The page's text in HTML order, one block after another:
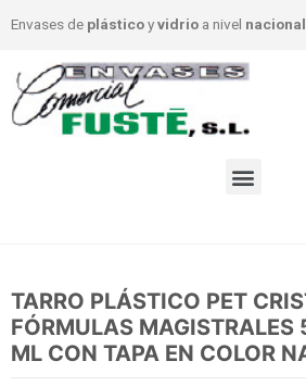
Envases de plásticoyvidrio a nivel nacional
TARRO PLÁSTICO PET
FÓRMULAS
ML CON TAPA EN COLOR